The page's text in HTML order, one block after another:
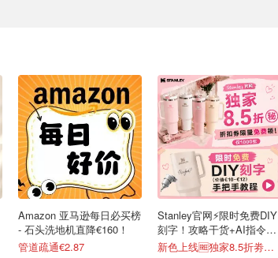
Amazon 亚马逊每日必买榜
- 石头洗地机直降€160！
管道疏通€2.87
Stanley官网⚡️限时免费DIY
刻字！攻略干货+AI指令直
接戳
新色上线🆓独家8.5折劵速领